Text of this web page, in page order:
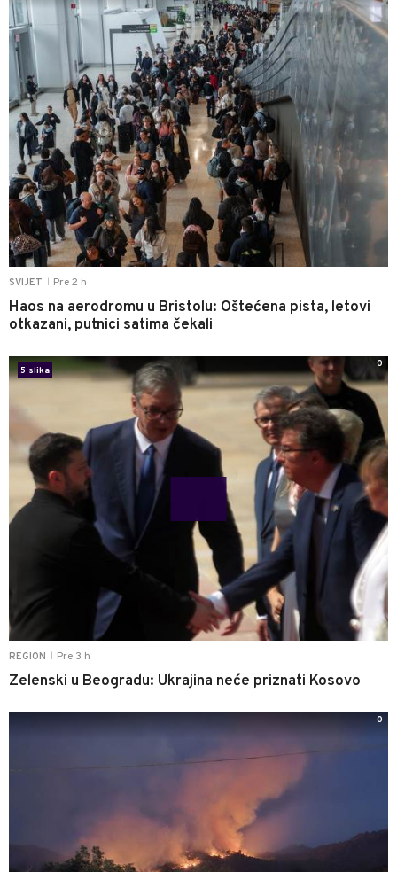
SVIJET Pre 2 h
Haos na aerodromu u Bristolu: Oštećena pista, letovi
otkazani, putnici satima čekali
REGION Pre 3 h
Zelenski u Beogradu: Ukrajina neće priznati Kosovo
5 slika
0
0